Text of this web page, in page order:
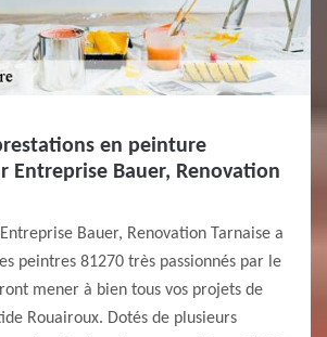
en peinture
Entreprise Bauer, Renovation
Bauer, Renovation Tarnaise a
peintres 81270 très passionnés par le
mener à bien tous vos projets de
Rouairoux. Dotés de plusieurs